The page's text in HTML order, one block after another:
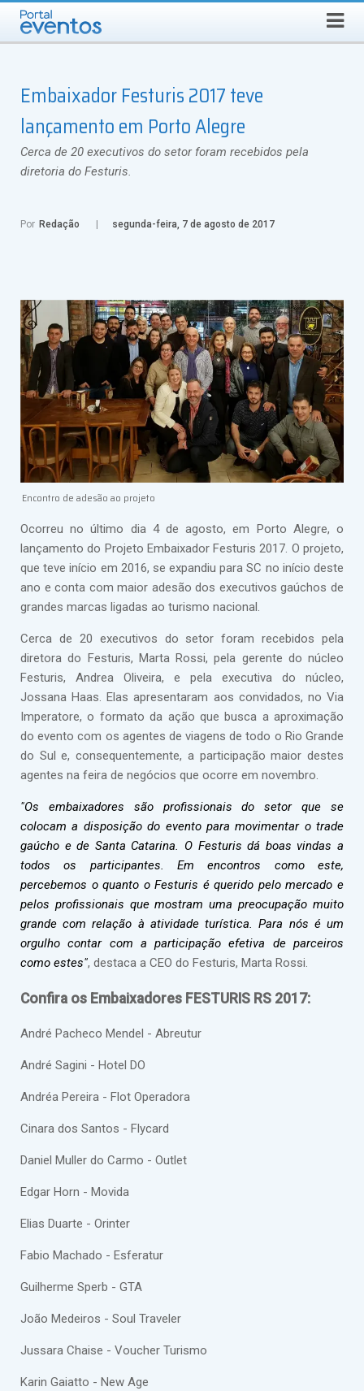
SEXTA-FEIRA, 7 DE AGOSTO DE 2026 Busca
Embaixador Festuris 2017 teve
lançamento em Porto Alegre
Cerca de 20 executivos do setor foram recebidos pela
diretoria do Festuris.
Por Redação segunda-feira, 7 de agosto de 2017
Encontro de adesão ao projeto
Ocorreu no último dia 4 de agosto, em Porto Alegre, o
lançamento do Projeto Embaixador Festuris 2017. O projeto,
que teve início em 2016, se expandiu para SC no início deste
ano e conta com maior adesão dos executivos gaúchos de
grandes marcas ligadas ao turismo nacional.
Cerca de 20 executivos do setor foram recebidos pela
diretora do Festuris, Marta Rossi, pela gerente do núcleo
Festuris, Andrea Oliveira, e pela executiva do núcleo,
Jossana Haas. Elas apresentaram aos convidados, no Via
Imperatore, o formato da ação que busca a aproximação
do evento com os agentes de viagens de todo o Rio Grande
do Sul e, consequentemente, a participação maior destes
agentes na feira de negócios que ocorre em novembro.
"Os embaixadores são profissionais do setor que se
colocam a disposição do evento para movimentar o trade
gaúcho e de Santa Catarina. O Festuris dá boas vindas a
todos os participantes. Em encontros como este,
percebemos o quanto o Festuris é querido pelo mercado e
pelos profissionais que mostram uma preocupação muito
grande com relação à atividade turística. Para nós é um
orgulho contar com a participação efetiva de parceiros
como estes", destaca a CEO do Festuris, Marta Rossi.
Confira os Embaixadores FESTURIS RS 2017:
André Pacheco Mendel - Abreutur
André Sagini - Hotel DO
Andréa Pereira - Flot Operadora
Cinara dos Santos - Flycard
Daniel Muller do Carmo - Outlet
Edgar Horn - Movida
Elias Duarte - Orinter
Fabio Machado - Esferatur
Guilherme Sperb - GTA
João Medeiros - Soul Traveler
Jussara Chaise - Voucher Turismo
Karin Gaiatto - New Age